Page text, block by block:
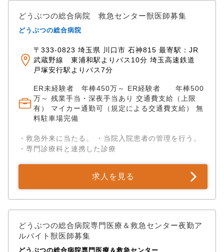
どうぶつの総合病院 救急センター獣医師募集
どうぶつの総合病院
〒333-0823 埼玉県 川口市 石神815 最寄駅：JR
武蔵野線 東浦和駅よりバス10分 埼玉高速鉄道
戸塚安行駅よりバス7分
ER未経験者 年棒450万～ ER経験者 年棒500
万～ 残業手当・深夜手当あり 交通費支給（上限
有） マイカー通勤可（規定による交通費支給） 無
料駐車場完備
・救急外来に当たる。 ・当院入院患者の管理を行う。
・専門診療科と連携した診療
求人を見る
どうぶつの総合病院専門医療＆救急センター夜勤ア
ルバイト獣医師募集
どうぶつの総合病院専門医療＆救急センター